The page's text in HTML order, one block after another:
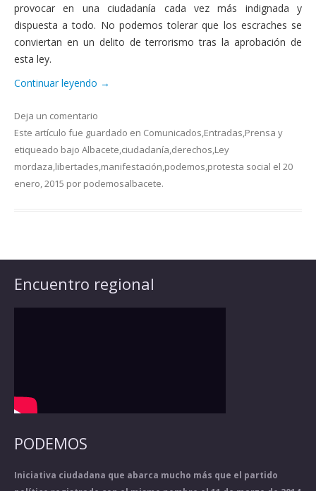
provocar en una ciudadanía cada vez más indignada y
dispuesta a todo. No podemos tolerar que los escraches se
conviertan en un delito de terrorismo tras la aprobación de
esta ley.
Continuar leyendo →
Deja un comentario
Este artículo fue guardado en Comunicados,Entradas,Prensa y
etiqueado bajo Albacete,ciudadanía,derechos,Ley
mordaza,libertades,manifestación,podemos,protesta social el 20
enero, 2015 por podemosalbacete.
Encuentro regional
PODEMOS
Iniciativa ciudadana que abarca mucho más que el partido